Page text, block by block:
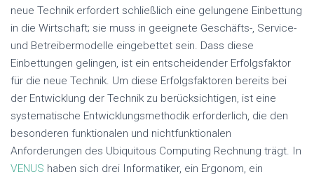
neue Technik erfordert schließlich eine gelungene Einbettung
in die Wirtschaft; sie muss in geeignete Geschäfts-, Service-
und Betreibermodelle eingebettet sein. Dass diese
Einbettungen gelingen, ist ein entscheidender Erfolgsfaktor
für die neue Technik. Um diese Erfolgsfaktoren bereits bei
der Entwicklung der Technik zu berücksichtigen, ist eine
systematische Entwicklungsmethodik erforderlich, die den
besonderen funktionalen und nichtfunktionalen
Anforderungen des Ubiquitous Computing Rechnung trägt. In
VENUS haben sich drei Informatiker, ein Ergonom, ein